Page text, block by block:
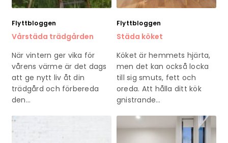
Flyttbloggen
Vårstäda trädgården
När vintern ger vika för
vårens värme är det dags
att ge nytt liv åt din
trädgård och förbereda
den…
Flyttbloggen
Städa köket
Köket är hemmets hjärta,
men det kan också locka
till sig smuts, fett och
oreda. Att hålla ditt kök
gnistrande…